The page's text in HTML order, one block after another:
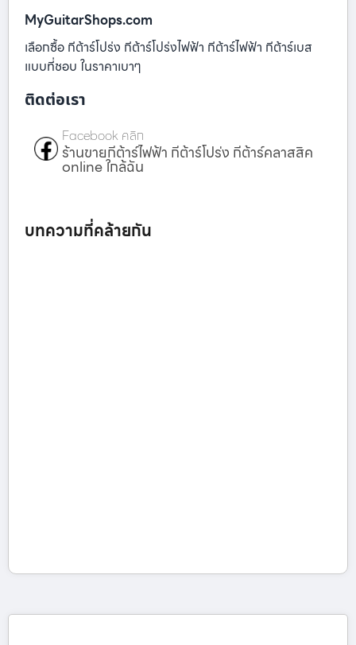
MyGuitarShops.com
เลือกซื้อ กีต้าร์โปร่ง กีต้าร์โปร่งไฟฟ้า กีต้าร์ไฟฟ้า กีต้าร์เบส
แบบที่ชอบ ในราคาเบาๆ
ติดต่อเรา
Facebook คลิก
ร้านขายกีต้าร์ไฟฟ้า กีต้าร์โปร่ง กีต้าร์คลาสสิค
online ใกล้ฉัน
บทความที่คล้ายกัน